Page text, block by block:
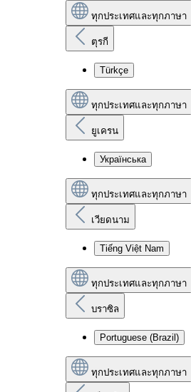
ทุกประเทศและทุกภาษา
ตุรกี
Türkçe
ทุกประเทศและทุกภาษา
ยูเครน
Українська
ทุกประเทศและทุกภาษา
เวียดนาม
Tiếng Việt Nam
ทุกประเทศและทุกภาษา
บราซิล
Portuguese (Brazil)
ทุกประเทศและทุกภาษา